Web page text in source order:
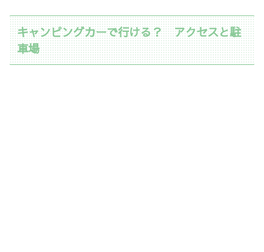
キャンピングカーで行ける？ アクセスと駐
車場